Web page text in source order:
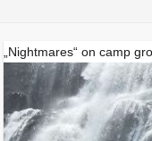
„Nightmares“ on camp